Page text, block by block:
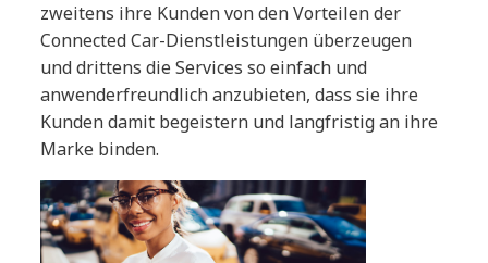
zweitens ihre Kunden von den Vorteilen der
Connected Car-Dienstleistungen überzeugen
und drittens die Services so einfach und
anwenderfreundlich anzubieten, dass sie ihre
Kunden damit begeistern und langfristig an ihre
Marke binden.